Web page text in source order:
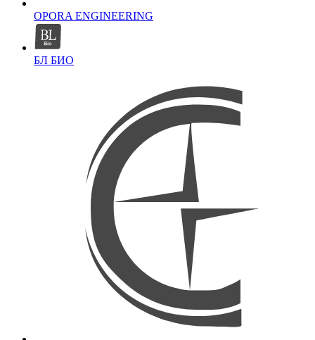
OPORA ENGINEERING
БЛ БИО